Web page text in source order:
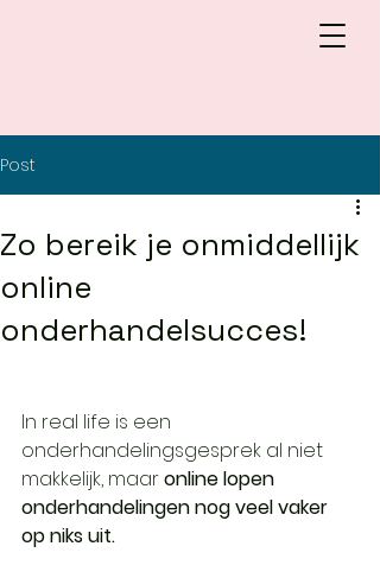
Post
Zo bereik je onmiddellijk
online
onderhandelsucces!
In real life is een
onderhandelingsgesprek al niet
makkelijk, maar online lopen
onderhandelingen nog veel vaker
op niks uit.